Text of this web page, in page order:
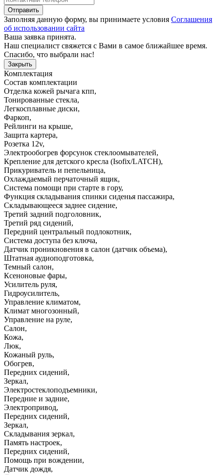
Отправить
Заполняя данную форму, вы принимаете условия Соглашения
об использовании сайта
Ваша заявка принята.
Наш специалист свяжется с Вами в самое ближайшее время.
Спасибо, что выбрали нас!
Закрыть
Комплектация
Состав комплектации
Отделка кожей рычага кпп,
Тонированные стекла,
Легкосплавные диски,
Фаркоп,
Рейлинги на крыше,
Защита картера,
Розетка 12v,
Электрообогрев форсунок стеклоомывателей,
Крепление для детского кресла (Isofix/LATCH),
Прикуриватель и пепельница,
Охлаждаемый перчаточный ящик,
Система помощи при старте в гору,
Функция складывания спинки сиденья пассажира,
Складывающееся заднее сидение,
Третий задний подголовник,
Третий ряд сидений,
Передний центральный подлокотник,
Система доступа без ключа,
Датчик проникновения в салон (датчик объема),
Штатная аудиоподготовка,
Темный салон,
Ксеноновые фары,
Усилитель руля,
Гидроусилитель,
Управление климатом,
Климат многозонный,
Управление на руле,
Салон,
Кожа,
Люк,
Кожаный руль,
Обогрев,
Передних сидений,
Зеркал,
Электростеклоподъемники,
Передние и задние,
Электропривод,
Передних сидений,
Зеркал,
Складывания зеркал,
Память настроек,
Передних сидений,
Помощь при вождении,
Датчик дождя,